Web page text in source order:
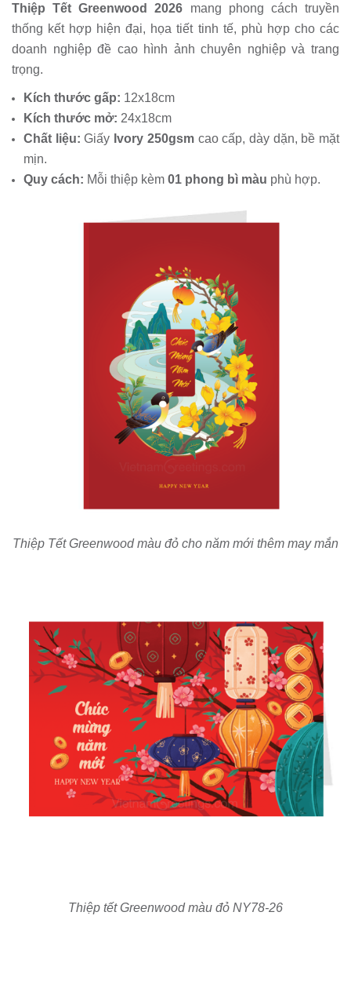
Thiệp Tết Greenwood 2026 mang phong cách truyền
thống kết hợp hiện đại, họa tiết tinh tế, phù hợp cho các
doanh nghiệp đề cao hình ảnh chuyên nghiệp và trang
trọng.
Kích thước gấp: 12x18cm
Kích thước mở: 24x18cm
Chất liệu: Giấy Ivory 250gsmcao cấp, dày dặn, bề mặt
mịn.
Quy cách: Mỗi thiệp kèm 01 phong bì màu phù hợp.
Thiệp Tết Greenwood màu đỏ cho năm mới thêm may mắn
Thiệp tết Greenwood màu đỏ NY78-26